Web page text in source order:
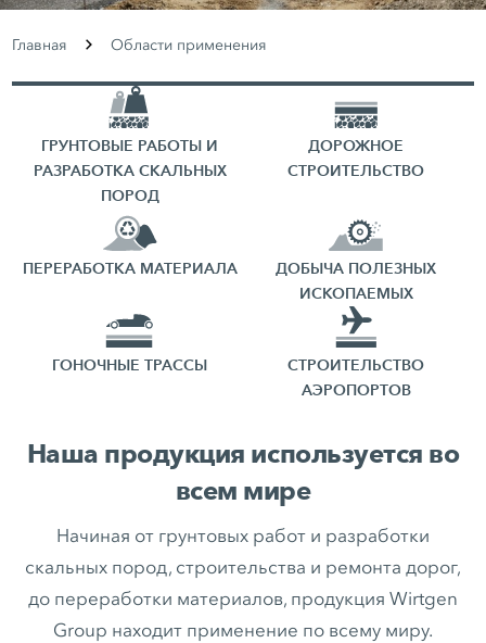
Главная Области применения
ГРУНТОВЫЕ РАБОТЫ И
РАЗРАБОТКА СКАЛЬНЫХ
ПОРОД
ДОРОЖНОЕ
СТРОИТЕЛЬСТВО
ПЕРЕРАБОТКА МАТЕРИАЛА
ДОБЫЧА ПОЛЕЗНЫХ
ИСКОПАЕМЫХ
ГОНОЧНЫЕ ТРАССЫ
СТРОИТЕЛЬСТВО
АЭРОПОРТОВ
Наша продукция используется во
всем мире
Начиная от грунтовых работ и разработки
скальных пород, строительства и ремонта дорог,
до переработки материалов, продукция Wirtgen
Group находит применение по всему миру.